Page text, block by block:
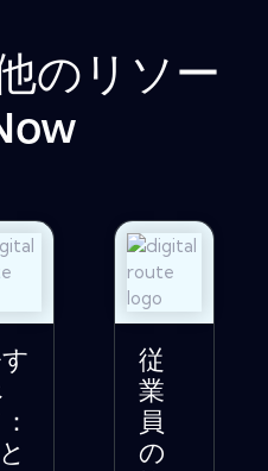
のリソー
従
業
員
の